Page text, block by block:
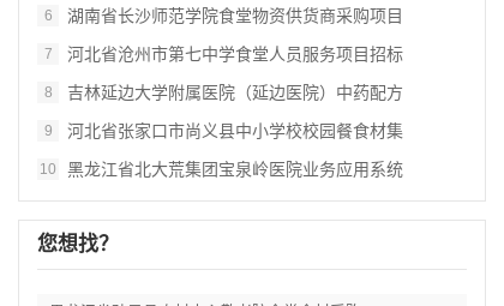
6 湖南省长沙师范学院食堂物资供货商采购项目
7 河北省沧州市第七中学食堂人员服务项目招标
8 吉林延边大学附属医院（延边医院）中药配方
9 河北省张家口市尚义县中小学校校园餐食材集
10 黑龙江省北大荒集团宝泉岭医院业务应用系统
您想找？